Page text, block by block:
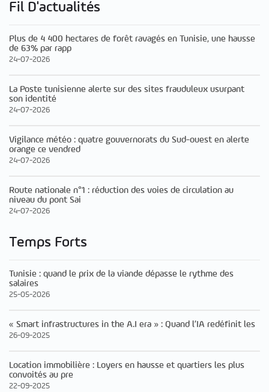
Fil D'actualités
Plus de 4 400 hectares de forêt ravagés en Tunisie, une hausse
de 63% par rapp
24-07-2026
La Poste tunisienne alerte sur des sites frauduleux usurpant
son identité
24-07-2026
Vigilance météo : quatre gouvernorats du Sud-ouest en alerte
orange ce vendred
24-07-2026
Route nationale n°1 : réduction des voies de circulation au
niveau du pont Sai
24-07-2026
Temps Forts
Tunisie : quand le prix de la viande dépasse le rythme des
salaires
25-05-2026
« Smart infrastructures in the A.I era » : Quand l’IA redéfinit les
26-09-2025
Location immobilière : Loyers en hausse et quartiers les plus
convoités au pre
22-09-2025